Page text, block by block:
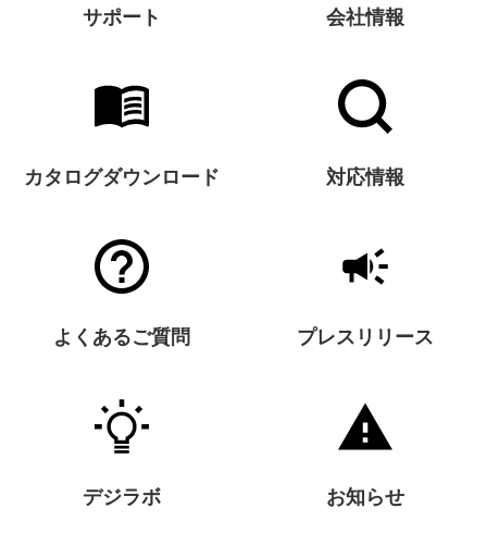
サポート 会社情報
カタログダウンロード 対応情報
よくあるご質問 プレスリリース
デジラボ お知らせ